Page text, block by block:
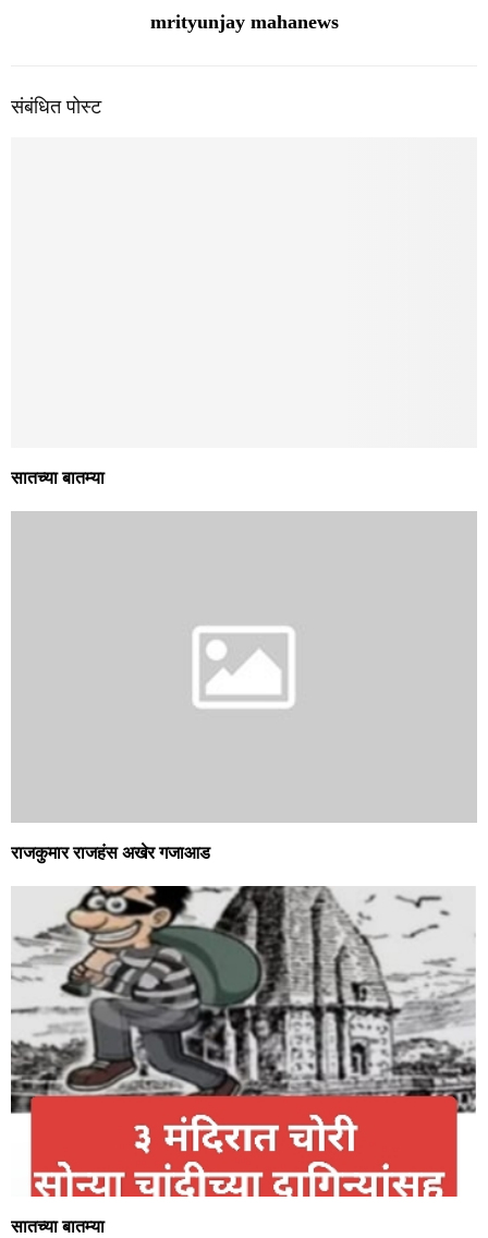
mrityunjay mahanews
संबंधित पोस्ट
सातच्या बातम्या
राजकुमार राजहंस अखेर गजाआड
सातच्या बातम्या